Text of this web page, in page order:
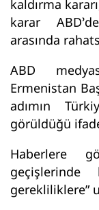
kaldırma
karar
arasında
ABD
Ermenistan
adımın
görüldüğü
Haberlere
geçişlerinde
gerekliliklere”